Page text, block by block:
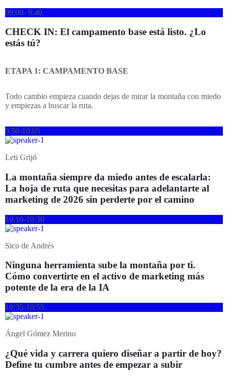
09:00- 9:40
CHECK IN: El campamento base está listo. ¿Lo
estás tú?
ETAPA 1: CAMPAMENTO BASE
Todo cambio empieza cuando dejas de mirar la montaña con miedo
y empiezas a buscar la ruta.
9:50-10:05
Leti Grijó
La montaña siempre da miedo antes de escalarla:
La hoja de ruta que necesitas para adelantarte al
marketing de 2026 sin perderte por el camino
10:10-10:30
Sico de Andrés
Ninguna herramienta sube la montaña por ti.
Cómo convertirte en el activo de marketing más
potente de la era de la IA
10:35-10:55
Ángel Gómez Merino
¿Qué vida y carrera quiero diseñar a partir de hoy?
Define tu cumbre antes de empezar a subir